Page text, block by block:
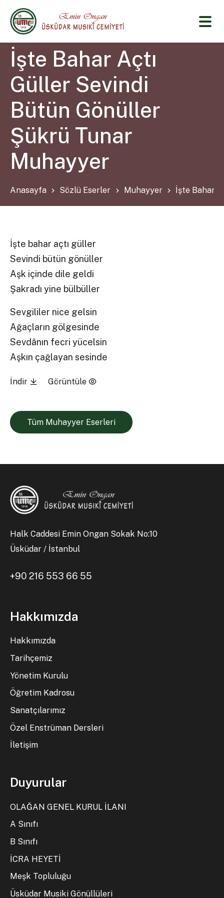
İşte Bahar Açtı
Güller Sevindi
Bütün Gönüller
Şükrü Tunar
Muhayyer
Anasayfa Sözlü Eserler Muhayyer İşte Bahar
İşte bahar açtı güller
Sevindi bütün gönüller
Aşk içinde dile geldi
Şakradı yine bülbüller
Sevgililer nice gelsin
Ağaçların gölgesinde
Sevdânın fecri yücelsin
Aşkın çağlayan sesinde
İndir Görüntüle
Tüm Muhayyer Eserleri
Halk Caddesi Emin Ongan Sokak No:10
Üsküdar / İstanbul
+90 216 553 66 55
Hakkımızda
Hakkımızda
Tarihçemiz
Yönetim Kurulu
Öğretim Kadrosu
Sanatçılarımız
Özel Enstrüman Dersleri
İletişim
Duyurular
OLAĞAN GENEL KURUL İLANI
A Sınıfı
B Sınıfı
İCRA HEYETİ
Meşk Topluluğu
Üsküdar Musiki Gönüllüleri